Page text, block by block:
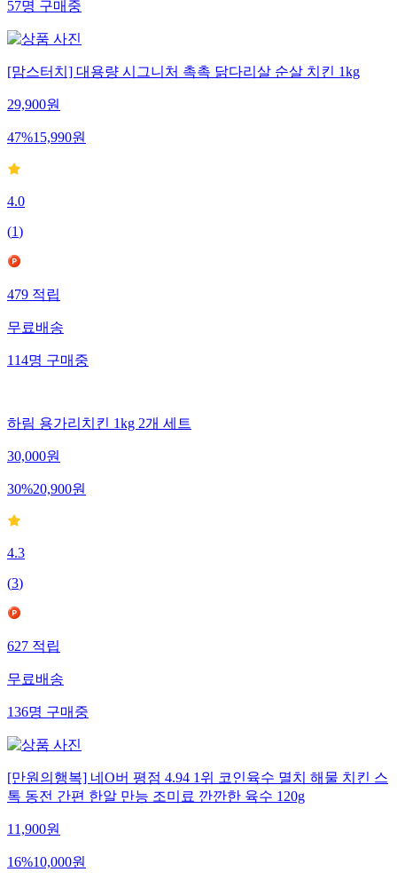
57명구매중
[맘스터치] 대용량 시그니처 촉촉 닭다리살 순살 치킨 1kg
29,900원
47%15,990원
4.0
(1)
479적립
무료배송
114명구매중
하림 용가리치킨 1kg 2개 세트
30,000원
30%20,900원
4.3
(3)
627적립
무료배송
136명구매중
[만원의행복] 네O버 평점 4.94 1위 코인육수 멸치 해물 치킨 스
톡 동전 간편 한알 만능 조미료 깐깐한 육수 120g
11,900원
16%10,000원